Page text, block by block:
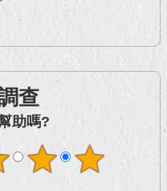
查
助嗎?